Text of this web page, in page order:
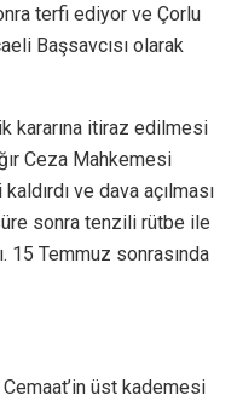
terfi ediyor ve Çorlu
Başsavcısı olarak
kararına itiraz edilmesi
Ceza Mahkemesi
ve dava açılması
sonra tenzili rütbe ile
15 Temmuz sonrasında
üst kademesi